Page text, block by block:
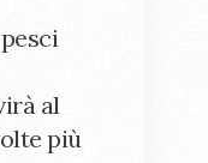
al
più